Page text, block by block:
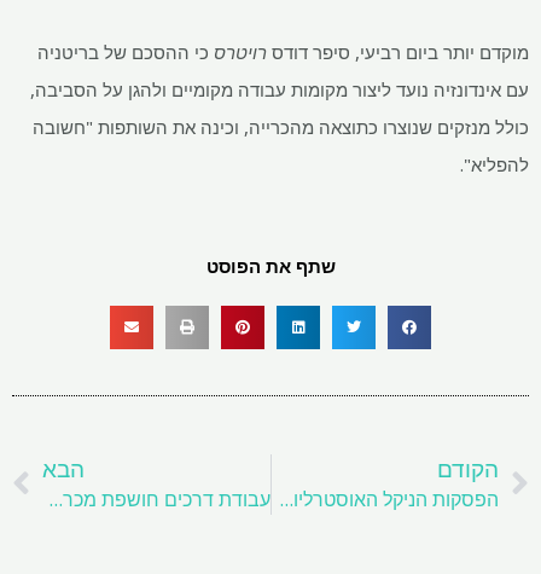
מוקדם יותר ביום רביעי, סיפר דודס רויטרס כי ההסכם של בריטניה
עם אינדונזיה נועד ליצור מקומות עבודה מקומיים ולהגן על הסביבה,
כולל מנזקים שנוצרו כתוצאה מהכרייה, וכינה את השותפות "חשובה
להפליא".
שתף את הפוסט
קודם
הקודם
הפסקות הניקל האוסטרליות של BHP מקללות את התוכניות לחלופת LME
הבא
עבודת דרכים חושפת מכרה פח עתיק 'לא ממופה' באנגליה